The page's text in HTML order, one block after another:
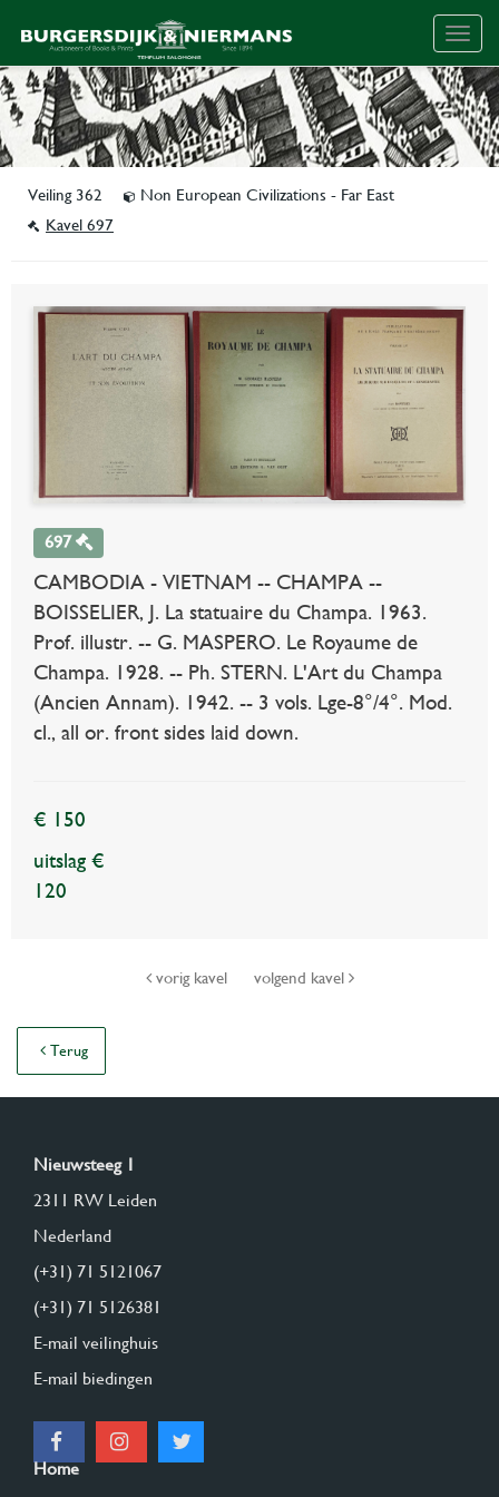
Veiling 362
Non European Civilizations - Far East
Kavel 697
697
CAMBODIA - VIETNAM -- CHAMPA --
BOISSELIER, J. La statuaire du Champa. 1963.
Prof. illustr. -- G. MASPERO. Le Royaume de
Champa. 1928. -- Ph. STERN. L'Art du Champa
(Ancien Annam). 1942. -- 3 vols. Lge-8°/4°. Mod.
cl., all or. front sides laid down.
€ 150
uitslag €
120
vorig kavel volgend kavel
Terug
Nieuwsteeg 1
2311 RW Leiden
Nederland
(+31) 71 5121067
(+31) 71 5126381
E-mail veilinghuis
E-mail biedingen
Home